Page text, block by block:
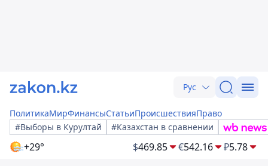
Рус
ПолитикаМирФинансыСтатьиПроисшествияПраво
#Выборы в Курултай
#Казахстан в сравнении
+29° $469.85 €542.16 ₽5.78